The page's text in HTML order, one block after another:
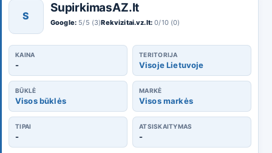
S
SupirkimasAZ.lt
Google: 5/5 (3)Rekvizitai.vz.lt: 0/10 (0)
KAINA
-
TERITORIJA
Visoje Lietuvoje
BŪKLĖ
Visos būklės
MARKĖ
Visos markės
TIPAI
-
ATSISKAITYMAS
-